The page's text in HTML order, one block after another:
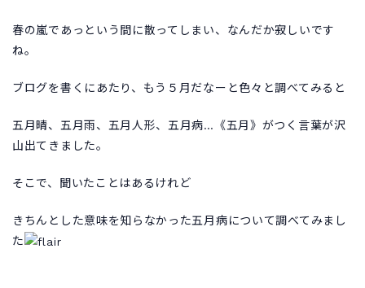
春の嵐であっという間に散ってしまい、なんだか寂しいです
ね。
ブログを書くにあたり、もう５月だなーと色々と調べてみると
五月晴、五月雨、五月人形、五月病…《五月》がつく言葉が沢
山出てきました。
そこで、聞いたことはあるけれど
きちんとした意味を知らなかった五月病について調べてみまし
た